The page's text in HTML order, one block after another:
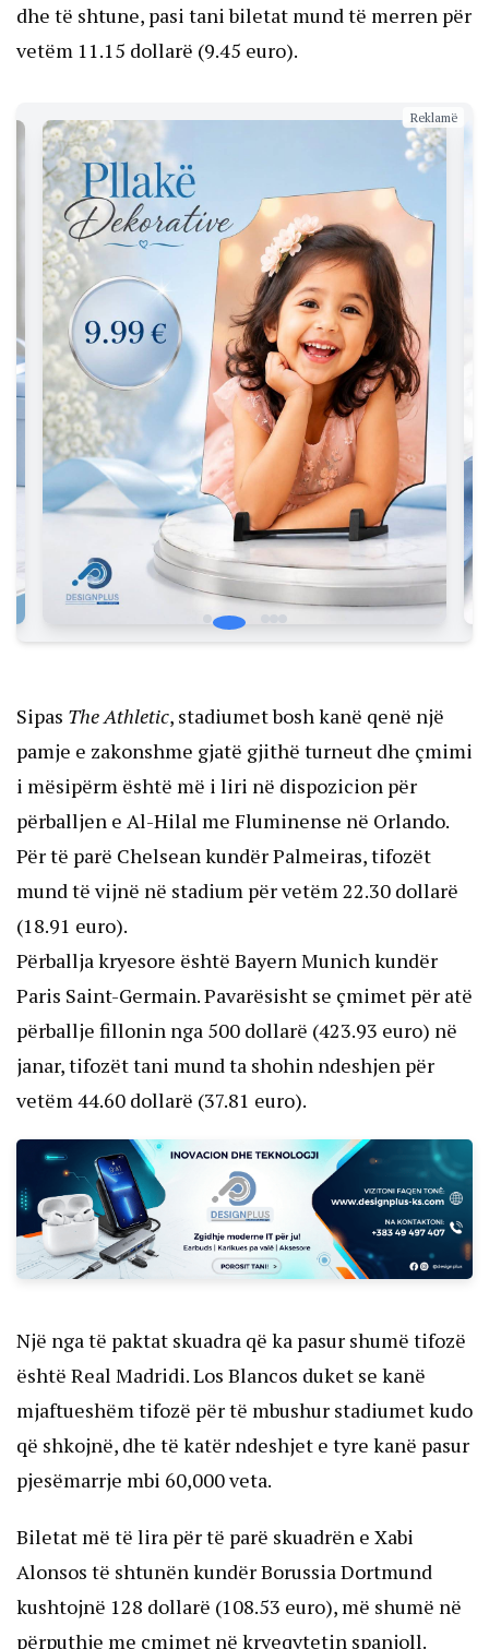
dhe të shtune, pasi tani biletat mund të merren për
vetëm 11.15 dollarë (9.45 euro).
Reklamë
Sipas The Athletic, stadiumet bosh kanë qenë një
pamje e zakonshme gjatë gjithë turneut dhe çmimi
i mësipërm është më i liri në dispozicion për
përballjen e Al-Hilal me Fluminense në Orlando.
Për të parë Chelsean kundër Palmeiras, tifozët
mund të vijnë në stadium për vetëm 22.30 dollarë
(18.91 euro).
Përballja kryesore është Bayern Munich kundër
Paris Saint-Germain. Pavarësisht se çmimet për atë
përballje fillonin nga 500 dollarë (423.93 euro) në
janar, tifozët tani mund ta shohin ndeshjen për
vetëm 44.60 dollarë (37.81 euro).
Një nga të paktat skuadra që ka pasur shumë tifozë
është Real Madridi. Los Blancos duket se kanë
mjaftueshëm tifozë për të mbushur stadiumet kudo
që shkojnë, dhe të katër ndeshjet e tyre kanë pasur
pjesëmarrje mbi 60,000 veta.
Biletat më të lira për të parë skuadrën e Xabi
Alonsos të shtunën kundër Borussia Dortmund
kushtojnë 128 dollarë (108.53 euro), më shumë në
përputhje me çmimet në kryeqytetin spanjoll.